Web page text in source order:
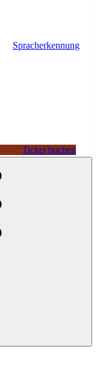
Spracherkennung
Ticket buchen